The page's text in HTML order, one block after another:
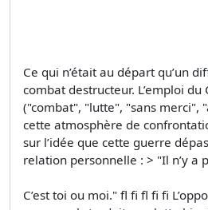
Ce qui n’était au départ qu’un
combat destructeur. L’emploi du
("combat", "lutte", "sans merci",
cette atmosphère de
sur l’idée que cette guerre
relation personnelle : > "Il n’y a
C’est toi ou moi." fl fi fl fi fi